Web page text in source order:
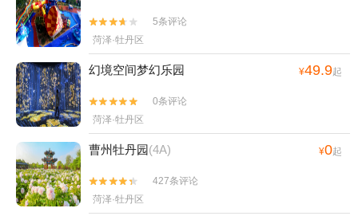


5条评论
菏泽·牡丹区
幻境空间梦幻乐园 ¥49.9起


0条评论
菏泽·牡丹区
曹州牡丹园(4A) ¥0起


427条评论
菏泽·牡丹区